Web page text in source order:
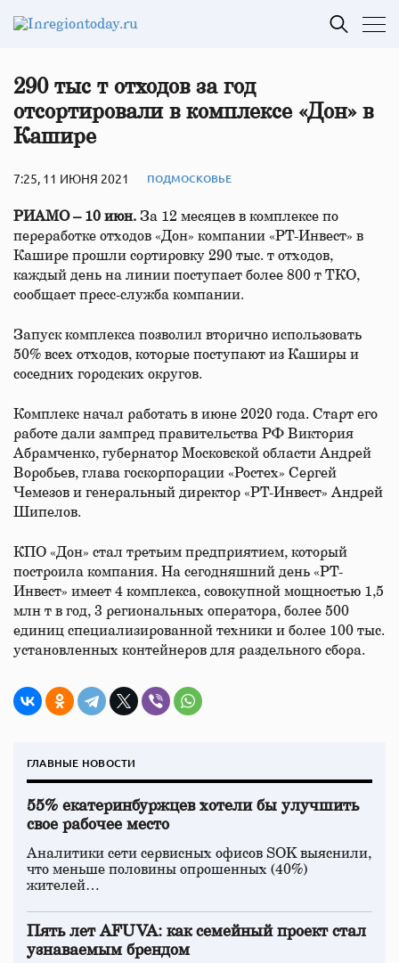
290 тыс т отходов за год
отсортировали в комплексе «Дон» в
Кашире
7:25, 11 ИЮНЯ 2021 ПОДМОСКОВЬЕ
РИАМО – 10 июн. За 12 месяцев в комплексе по
переработке отходов «Дон» компании «РТ-Инвест» в
Кашире прошли сортировку 290 тыс. т отходов,
каждый день на линии поступает более 800 т ТКО,
сообщает пресс-служба компании.
Запуск комплекса позволил вторично использовать
50% всех отходов, которые поступают из Каширы и
соседних городских округов.
Комплекс начал работать в июне 2020 года. Старт его
работе дали зампред правительства РФ Виктория
Абрамченко, губернатор Московской области Андрей
Воробьев, глава госкорпорации «Ростех» Сергей
Чемезов и генеральный директор «РТ-Инвест» Андрей
Шипелов.
КПО «Дон» стал третьим предприятием, который
построила компания. На сегодняшний день «РТ-
Инвест» имеет 4 комплекса, совокупной мощностью 1,5
млн т в год, 3 региональных оператора, более 500
единиц специализированной техники и более 100 тыс.
установленных контейнеров для раздельного сбора.
ГЛАВНЫЕ НОВОСТИ
55% екатеринбуржцев хотели бы улучшить
свое рабочее место
Аналитики сети сервисных офисов SOK выяснили,
что меньше половины опрошенных (40%)
жителей…
Пять лет AFUVA: как семейный проект стал
узнаваемым брендом